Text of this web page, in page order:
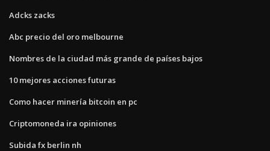
Adcks zacks
Abc precio del oro melbourne
Nombres de la ciudad más grande de países bajos
10 mejores acciones futuras
Como hacer minería bitcoin en pc
Criptomoneda ira opiniones
Subida fx berlin nh